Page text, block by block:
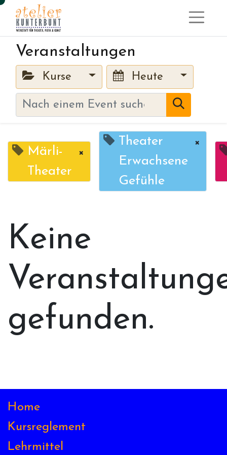
Veranstaltungen
Kurse Heute
Märli-
Theater
×
Theater
Erwachsene
Gefühle
×
Keine
gefunden.
Home
Kursreglement
Lehrmittel